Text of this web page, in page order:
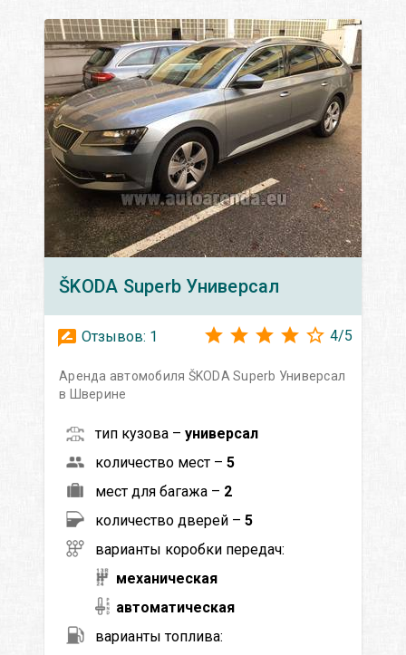
ŠKODA Superb Универсал
Отзывов: 1 4/5
Аренда автомобиля ŠKODA Superb Универсал
в Шверине
тип кузова – универсал
количество мест – 5
мест для багажа – 2
количество дверей – 5
варианты коробки передач:
механическая
автоматическая
варианты топлива: